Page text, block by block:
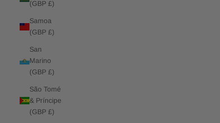
(GBP £)
Samoa
(GBP £)
San
Marino
(GBP £)
São Tomé
& Príncipe
(GBP £)